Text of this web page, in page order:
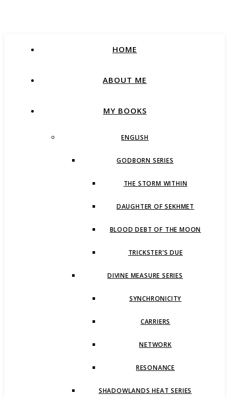
HOME
ABOUT ME
MY BOOKS
ENGLISH
GODBORN SERIES
THE STORM WITHIN
DAUGHTER OF SEKHMET
BLOOD DEBT OF THE MOON
TRICKSTER’S DUE
DIVINE MEASURE SERIES
SYNCHRONICITY
CARRIERS
NETWORK
RESONANCE
SHADOWLANDS HEAT SERIES